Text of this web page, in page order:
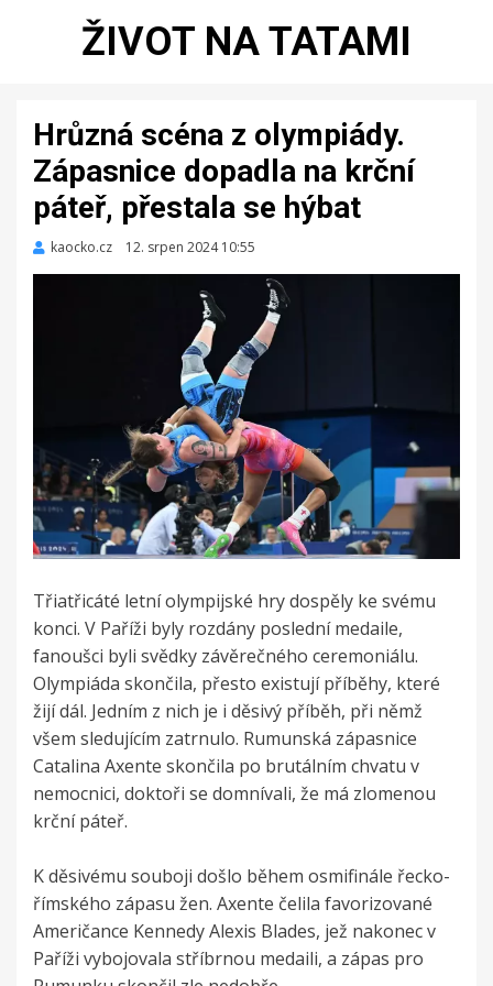
ŽIVOT NA TATAMI
Hrůzná scéna z olympiády.
Zápasnice dopadla na krční
páteř, přestala se hýbat
kaocko.cz
Zveřejněno
12. srpen 2024 10:55
Třiatřicáté letní olympijské hry dospěly ke svému
konci. V Paříži byly rozdány poslední medaile,
fanoušci byli svědky závěrečného ceremoniálu.
Olympiáda skončila, přesto existují příběhy, které
žijí dál. Jedním z nich je i děsivý příběh, při němž
všem sledujícím zatrnulo. Rumunská zápasnice
Catalina Axente skončila po brutálním chvatu v
nemocnici, doktoři se domnívali, že má zlomenou
krční páteř.
K děsivému souboji došlo během osmifinále řecko-
římského zápasu žen. Axente čelila favorizované
Američance Kennedy Alexis Blades, jež nakonec v
Paříži vybojovala stříbrnou medaili, a zápas pro